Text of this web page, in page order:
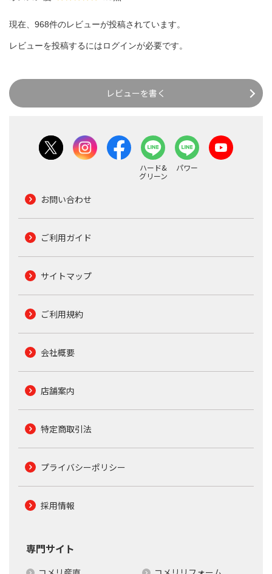
現在、968件のレビューが投稿されています。
レビューを投稿するにはログインが必要です。
レビューを書く
ハード&
グリーン
パワー
お問い合わせ
ご利用ガイド
サイトマップ
ご利用規約
会社概要
店舗案内
特定商取引法
プライバシーポリシー
採用情報
専門サイト